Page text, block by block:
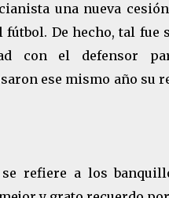
una nueva
De hecho, tal fue
con el defensor
ese mismo año su
refiere a los